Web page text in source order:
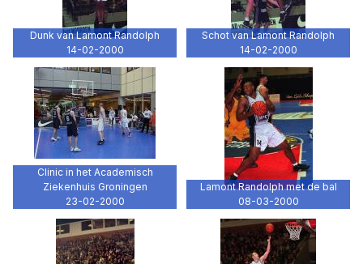
Dunk van Lamont Randolph
14-02-2000
Schot van Lamont Randolph
14-02-2000
Clinic in het Academisch
Ziekenhuis Groningen
23-02-2000
Lamont Randolph met de bal
08-03-2000